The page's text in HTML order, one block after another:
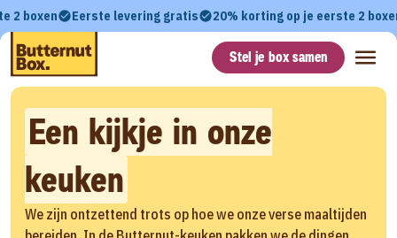
2 boxen Eerste levering gratis 20% korting op je eerste 2
Stel je box samen
Een kijkje in onze
keuken
We zijn ontzettend trots op hoe we onze verse maaltijden